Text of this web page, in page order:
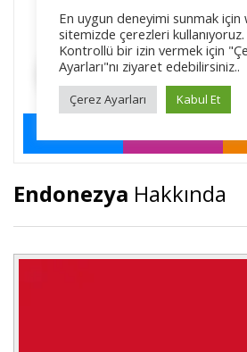
Endonezya Hakkında